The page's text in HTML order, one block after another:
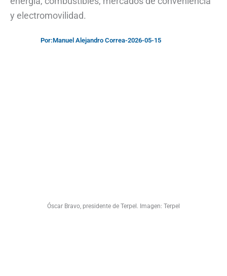
y electromovilidad.
Por:Manuel Alejandro Correa-2026-05-15
Óscar Bravo, presidente de Terpel. Imagen: Terpel